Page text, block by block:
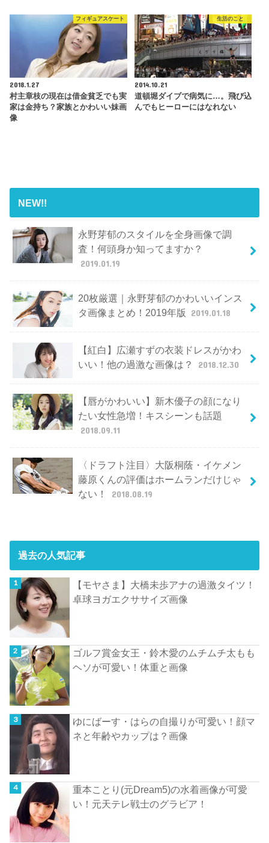
フィギュアスケート
2018.1.27
村主章枝の現在は借金貧乏でも実
家は金持ち？家族とかわいい妹画
像
生活のこと
2014.10.21
道頓堀ダイブで病気に…。飛び込
んでもヒーローにはなれない
NEW!!
永野芽郁のスタイルを全身画像で調
査！何頭身か知ってますか？
2019.01.19
20枚厳選｜永野芽郁のかわいいインス
タ画像まとめ！2019年版
2019.01.18
【紅白】広瀬すずの衣装ドレスがかわ
いい！他の過激な画像は？
2018.12.30
【唇がかわいい】新木優子の顔になり
たい女性急増！キスシーンも話題
2018.09.11
〈ドラフト注目〉大阪桐蔭・イケメン
藤原くんの評価はホームランだけじゃ
ない！
2018.08.19
過去の人気記事
【モヤさま】大橋未歩アナの過激タイツ！
卓球ヨガエクササイズ画像
ゴルフ賞金女王・鈴木愛のムチムチ太もも
ヘソが可愛い！体重と画像
ゆにばーす・はらの自撮りが可愛い！顔マ
ネと年齢やカップは？画像
重本ことり(元Dream5)の水着画像が可愛
い！元天テレ戦士のグラビア！